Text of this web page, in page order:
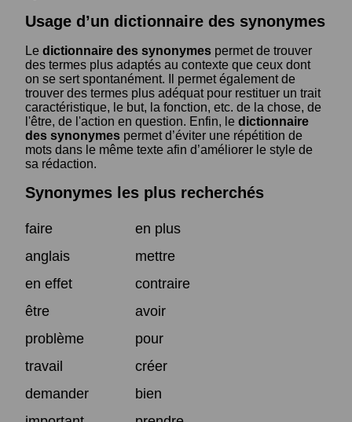
Usage d’un dictionnaire des synonymes
Le dictionnaire des synonymes permet de trouver
des termes plus adaptés au contexte que ceux dont
on se sert spontanément. Il permet également de
trouver des termes plus adéquat pour restituer un trait
caractéristique, le but, la fonction, etc. de la chose, de
l'être, de l'action en question. Enfin, le dictionnaire
des synonymes permet d’éviter une répétition de
mots dans le même texte afin d’améliorer le style de
sa rédaction.
Synonymes les plus recherchés
faire
en plus
anglais
mettre
en effet
contraire
être
avoir
problème
pour
travail
créer
demander
bien